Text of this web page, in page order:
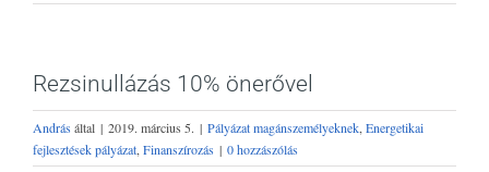
Rezsinullázás 10% önerővel
Andrásáltal | 2019. március 5. | Pályázat magánszemélyeknek Energetikai
fejlesztések pályázat Finanszírozás | 0 hozzászólás